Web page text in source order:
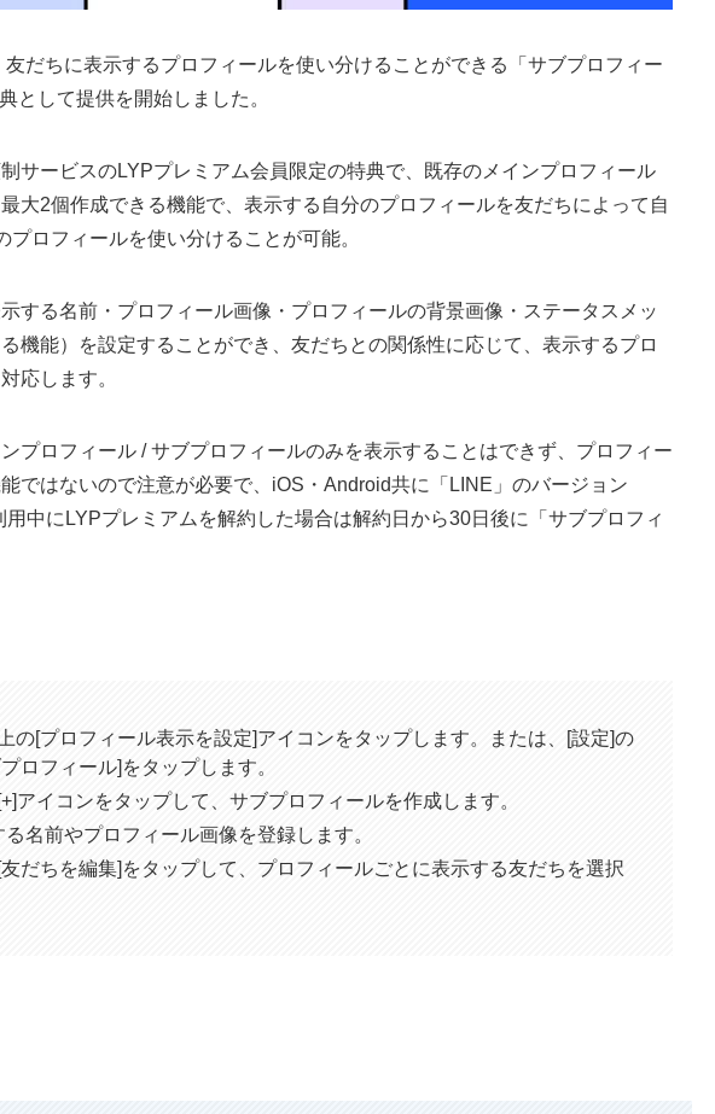
だちに表示するプロフィールを使い分けることができる「サブプロフィー
として提供を開始しました。
サービスのLYPプレミアム会員限定の特典で、既存のメインプロフィール
大2個作成できる機能で、表示する自分のプロフィールを友だちによって自
ロフィールを使い分けることが可能。
する名前・プロフィール画像・プロフィールの背景画像・ステータスメッ
機能）を設定することができ、友だちとの関係性に応じて、表示するプロ
応します。
プロフィール / サブプロフィールのみを表示することはできず、プロフィー
ではないので注意が必要で、iOS・Android共に「LINE」のバージョン
中にLYPプレミアムを解約した場合は解約日から30日後に「サブプロフィ
の[プロフィール表示を設定]アイコンをタップします。または、[設定]の
ロフィール]をタップします。
アイコンをタップして、サブプロフィールを作成します。
名前やプロフィール画像を登録します。
だちを編集]をタップして、プロフィールごとに表示する友だちを選択